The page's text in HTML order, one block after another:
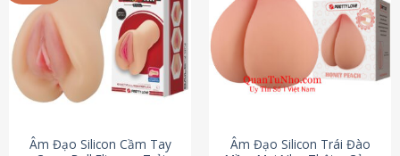
Âm Đạo Silicon Cầm Tay
Âm Đạo Silicon Trái Đào